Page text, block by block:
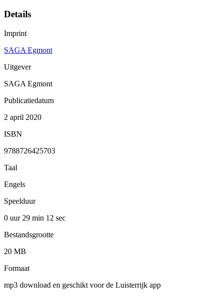
Details
Imprint
SAGA Egmont
Uitgever
SAGA Egmont
Publicatiedatum
2 april 2020
ISBN
9788726425703
Taal
Engels
Speelduur
0 uur 29 min 12 sec
Bestandsgrootte
20 MB
Formaat
mp3 download en geschikt voor de Luisterrijk app